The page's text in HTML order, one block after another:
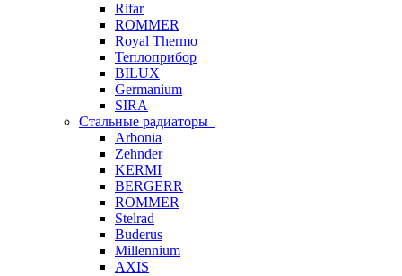
Rifar
ROMMER
Royal Thermo
Теплоприбор
BILUX
Germanium
SIRA
Стальные радиаторы
Arbonia
Zehnder
KERMI
BERGERR
ROMMER
Stelrad
Buderus
Millennium
AXIS